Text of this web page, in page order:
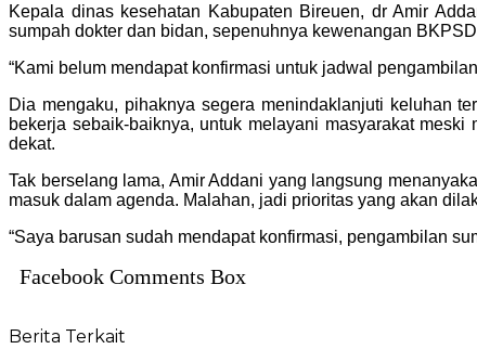
Kepala dinas kesehatan Kabupaten Bireuen, dr Amir
sumpah dokter dan bidan, sepenuhnya kewenangan
“Kami belum mendapat konfirmasi untuk jadwal
Dia mengaku, pihaknya segera menindaklanjuti keluhan
bekerja sebaik-baiknya, untuk melayani masyarakat
dekat.
Tak berselang lama, Amir Addani yang langsung
masuk dalam agenda. Malahan, jadi prioritas yang akan
“Saya barusan sudah mendapat konfirmasi, pengambilan
Facebook Comments Box
Berita Terkait